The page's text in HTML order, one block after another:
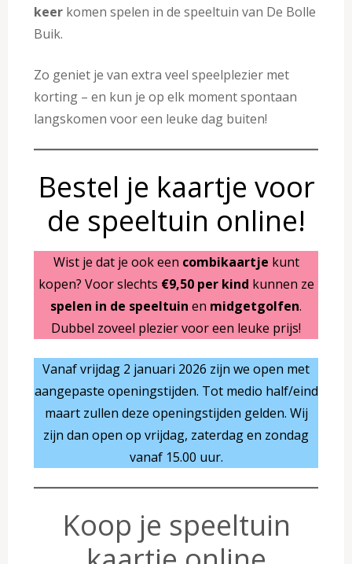
keer komen spelen in de speeltuin van De Bolle
Buik.
Zo geniet je van extra veel speelplezier met
korting – en kun je op elk moment spontaan
langskomen voor een leuke dag buiten!
Bestel je kaartje voor
de speeltuin online!
Wist je dat je ook een combikaartje kunt
kopen? Voor slechts €9,50 per kind kunnen ze
spelen in de speeltuin en midgetgolfen.
Dubbel zoveel plezier voor een leuke prijs!
Vanaf vrijdag 2 januari 2026 zijn we open met
aangepaste openingstijden. Tot medio half/eind
maart zullen deze openingstijden gelden. Wij
zijn dan open op vrijdag, zaterdag en zondag
vanaf 15.00 uur.
Koop je speeltuin